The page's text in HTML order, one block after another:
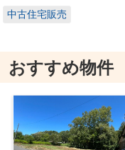
中古住宅販売
おすすめ物件